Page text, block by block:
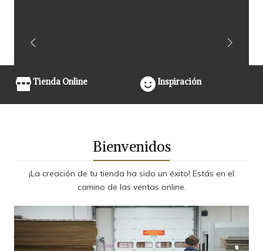
Tienda Online Inspiración
Bienvenidos
¡La creación de tu tienda ha sido un éxito! Estás en el
camino de las ventas online.